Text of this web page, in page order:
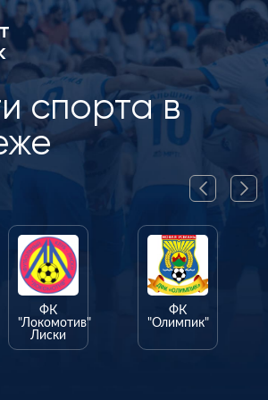
спорта в
ФК
"Локомотив"
Лиски
ФК
"Олимпик"